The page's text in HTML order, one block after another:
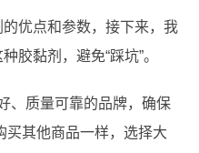
优点和参数，接下来，我
胶黏剂，避免“踩坑”。
、质量可靠的品牌，确保
买其他商品一样，选择大